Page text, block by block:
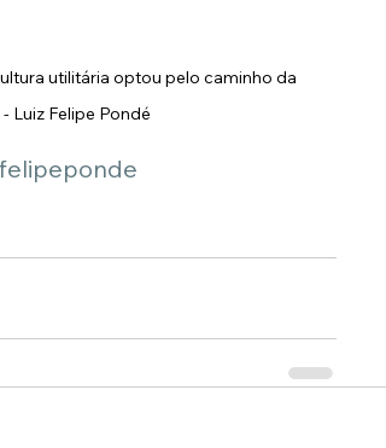
utilitária optou pelo caminho da
Luiz Felipe Pondé